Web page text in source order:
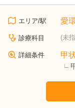
エリア/駅 愛
診療科目 (未
詳細条件 甲